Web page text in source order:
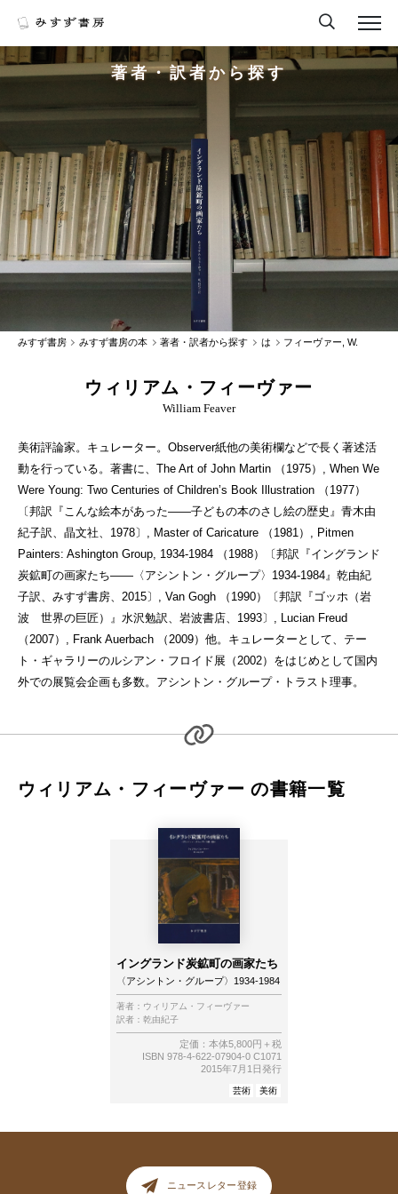
著者・訳者から探す
みすず書房 みすず書房の本 著者・訳者から探す は フィーヴァー, W.
ウィリアム・フィーヴァー
William Feaver
美術評論家。キュレーター。Observer紙他の美術欄などで長く著述活
動を行っている。著書に、The Art of John Martin （1975）, When We
Were Young: Two Centuries of Children’s Book Illustration （1977）
〔邦訳『こんな絵本があった——子どもの本のさし絵の歴史』青木由
紀子訳、晶文社、1978〕, Master of Caricature （1981）, Pitmen
Painters: Ashington Group, 1934-1984 （1988）〔邦訳『イングランド
炭鉱町の画家たち——〈アシントン・グループ〉1934-1984』乾由紀
子訳、みすず書房、2015〕, Van Gogh （1990）〔邦訳『ゴッホ（岩
波 世界の巨匠）』水沢勉訳、岩波書店、1993〕, Lucian Freud
（2007）, Frank Auerbach （2009）他。キュレーターとして、テー
ト・ギャラリーのルシアン・フロイド展（2002）をはじめとして国内
外での展覧会企画も多数。アシントン・グループ・トラスト理事。
ウィリアム・フィーヴァー の書籍一覧
イングランド炭鉱町の画家たち
〈アシントン・グループ〉1934-1984
著者： ウィリアム・フィーヴァー
訳者： 乾由紀子
定価：本体5,800円＋税
ISBN 978-4-622-07904-0 C1071
2015年7月1日発行
芸術 美術
ニュースレター登録